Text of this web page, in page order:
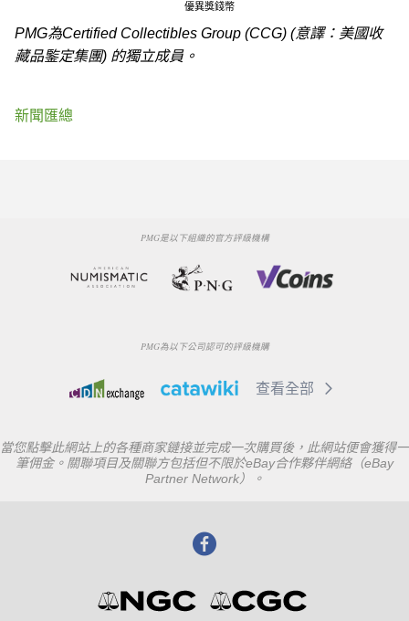
優異獎錢幣
PMG為Certified Collectibles Group (CCG) (意譯：美國收
藏品鍳定集團) 的獨立成員。
新聞匯總
PMG是以下組織的官方評級機構
PMG為以下公司認可的評級機購
查看全部
當您點擊此網站上的各種商家鏈接並完成一次購買後，此網站便會獲得一
筆佣金。關聯項目及關聯方包括但不限於eBay合作夥伴網絡（eBay
Partner Network）。